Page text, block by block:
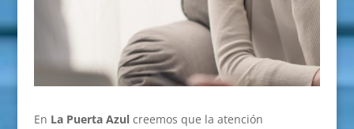
En La Puerta Azulcreemos que la atención